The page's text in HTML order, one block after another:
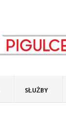
SŁUŻBY